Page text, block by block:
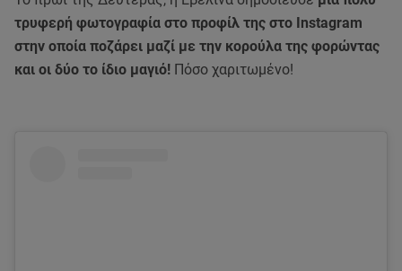
τρυφερή φωτογραφία στο προφίλ της στο Instagram
στην οποία ποζάρει μαζί με την κορούλα της φορώντας
και οι δύο το ίδιο μαγιό! Πόσο χαριτωμένο!